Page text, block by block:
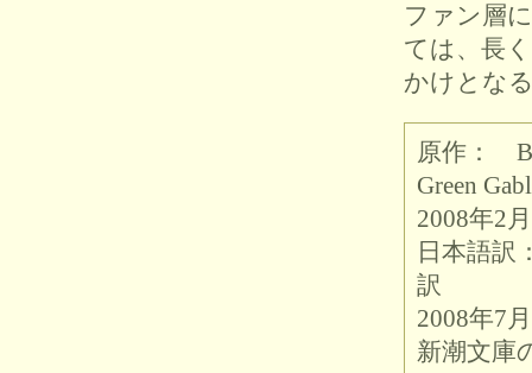
ファン層
ては、長
かけとな
原作：
Green
2008年2
日本語
訳
2008年7
新潮文